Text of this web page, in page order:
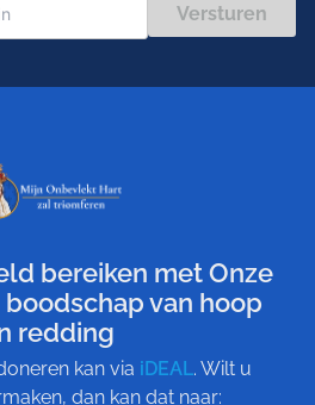
Versturen
bereiken met Onze
boodschap van hoop
redding
kan via iDEAL. Wilt u
dan kan dat naar: